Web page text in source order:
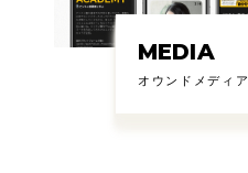
MEDIA
オウンドメディア